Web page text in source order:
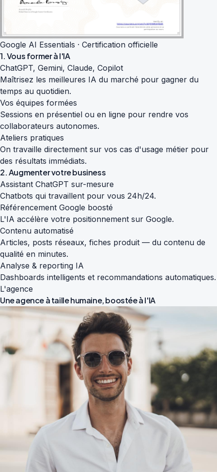
Google AI Essentials · Certification officielle
1. Vous former à l'IA
ChatGPT, Gemini, Claude, Copilot
Maîtrisez les meilleures IA du marché pour gagner du
temps au quotidien.
Vos équipes formées
Sessions en présentiel ou en ligne pour rendre vos
collaborateurs autonomes.
Ateliers pratiques
On travaille directement sur vos cas d'usage métier pour
des résultats immédiats.
2. Augmenter votre business
Assistant ChatGPT sur-mesure
Chatbots qui travaillent pour vous 24h/24.
Référencement Google boosté
L'IA accélère votre positionnement sur Google.
Contenu automatisé
Articles, posts réseaux, fiches produit — du contenu de
qualité en minutes.
Analyse & reporting IA
Dashboards intelligents et recommandations automatiques.
L'agence
Une agence à taille humaine,boostée à l'IA